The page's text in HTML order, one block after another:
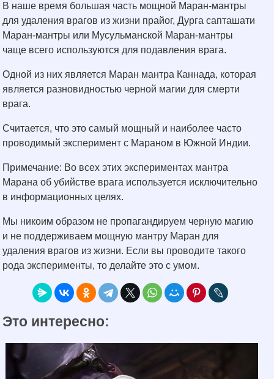
В наше время большая часть мощной Маран-мантры
для удаления врагов из жизни прайог, Дурга сапташати
Маран-мантры или Мусульманской Маран-мантры
чаще всего используются для подавления врага.
Одной из них является Маран мантра Каннада, которая
является разновидностью черной магии для смерти
врага.
Считается, что это самый мощный и наиболее часто
проводимый эксперимент с Мараном в Южной Индии.
Примечание: Во всех этих экспериментах мантра
Марана об убийстве врага используется исключительно
в информационных целях.
Мы никоим образом не пропагандируем черную магию
и не поддерживаем мощную мантру Маран для
удаления врагов из жизни. Если вы проводите такого
рода эксперименты, то делайте это с умом.
Это интересно: